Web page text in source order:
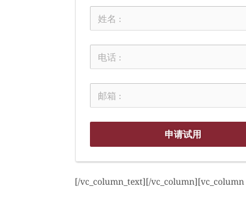
申请试用
[/vc_column_text][/